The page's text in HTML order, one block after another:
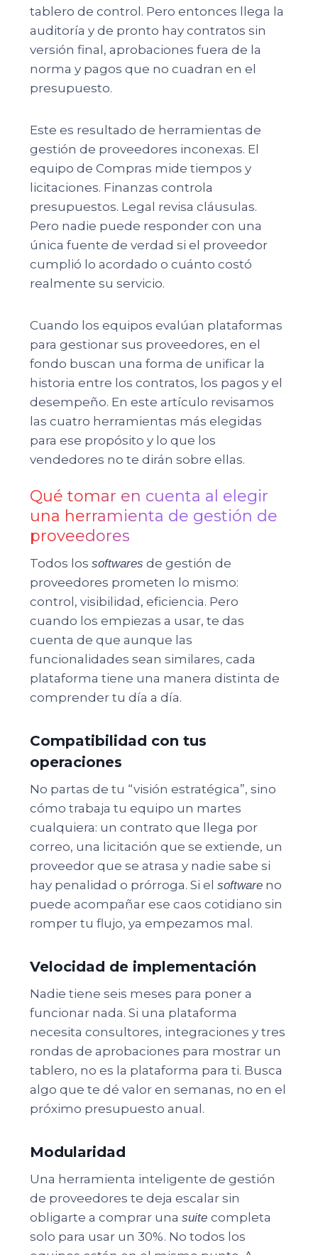
tablero de control. Pero entonces llega la
auditoría y de pronto hay contratos sin
versión final, aprobaciones fuera de la
norma y pagos que no cuadran en el
presupuesto.
Este es resultado de herramientas de
gestión de proveedores inconexas. El
equipo de Compras mide tiempos y
licitaciones. Finanzas controla
presupuestos. Legal revisa cláusulas.
Pero nadie puede responder con una
única fuente de verdad si el proveedor
cumplió lo acordado o cuánto costó
realmente su servicio.
Cuando los equipos evalúan plataformas
para gestionar sus proveedores, en el
fondo buscan una forma de unificar la
historia entre los contratos, los pagos y el
desempeño. En este artículo revisamos
las cuatro herramientas más elegidas
para ese propósito y lo que los
vendedores no te dirán sobre ellas.
Qué tomar en cuenta al elegir
una herramienta de gestión de
proveedores
Todos los softwares de gestión de
proveedores prometen lo mismo:
control, visibilidad, eficiencia. Pero
cuando los empiezas a usar, te das
cuenta de que aunque las
funcionalidades sean similares, cada
plataforma tiene una manera distinta de
comprender tu día a día.
Compatibilidad con tus
operaciones
No partas de tu “visión estratégica”, sino
cómo trabaja tu equipo un martes
cualquiera: un contrato que llega por
correo, una licitación que se extiende, un
proveedor que se atrasa y nadie sabe si
hay penalidad o prórroga. Si el software no
puede acompañar ese caos cotidiano sin
romper tu flujo, ya empezamos mal.
Velocidad de implementación
Nadie tiene seis meses para poner a
funcionar nada. Si una plataforma
necesita consultores, integraciones y tres
rondas de aprobaciones para mostrar un
tablero, no es la plataforma para ti. Busca
algo que te dé valor en semanas, no en el
próximo presupuesto anual.
Modularidad
Una herramienta inteligente de gestión
de proveedores te deja escalar sin
obligarte a comprar una suite completa
solo para usar un 30%. No todos los